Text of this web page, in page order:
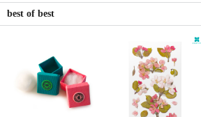
best of best